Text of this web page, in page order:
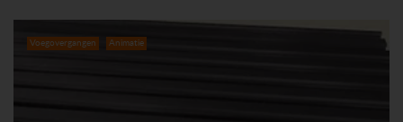
Voegovergangen Animatie